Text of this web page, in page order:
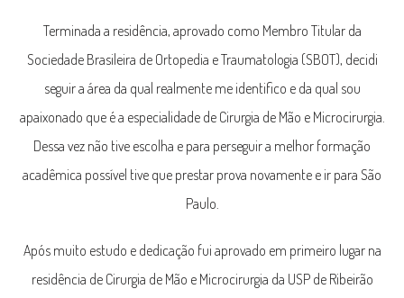
Terminada a residência, aprovado como Membro Titular da
Sociedade Brasileira de Ortopedia e Traumatologia (SBOT), decidi
seguir a área da qual realmente me identifico e da qual sou
apaixonado que é a especialidade de Cirurgia de Mão e Microcirurgia.
Dessa vez não tive escolha e para perseguir a melhor formação
acadêmica possível tive que prestar prova novamente e ir para São
Paulo.
Após muito estudo e dedicação fui aprovado em primeiro lugar na
residência de Cirurgia de Mão e Microcirurgia da USP de Ribeirão